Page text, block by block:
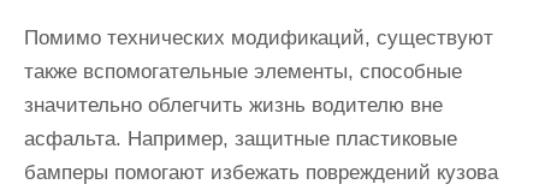
Помимо технических модификаций, существуют
также вспомогательные элементы, способные
значительно облегчить жизнь водителю вне
асфальта. Например, защитные пластиковые
бамперы помогают избежать повреждений кузова